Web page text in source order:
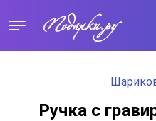
Ручка с